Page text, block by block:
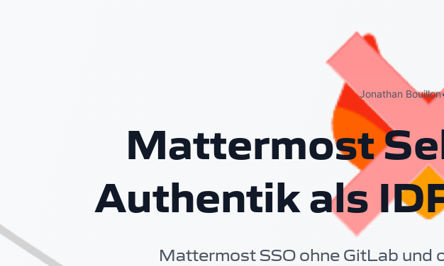
Jonathan Bouillon
Mattermost
Authentik als
Mattermost SSO ohne GitLab und